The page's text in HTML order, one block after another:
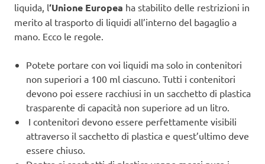
liquida, l‘Unione Europea ha stabilito delle restrizioni in
merito al trasporto di liquidi all’interno del bagaglio a
mano. Ecco le regole.
Potete portare con voi liquidi ma solo in contenitori
non superiori a 100 ml ciascuno. Tutti i contenitori
devono poi essere racchiusi in un sacchetto di plastica
trasparente di capacità non superiore ad un litro.
I contenitori devono essere perfettamente visibili
attraverso il sacchetto di plastica e quest’ultimo deve
essere chiuso.